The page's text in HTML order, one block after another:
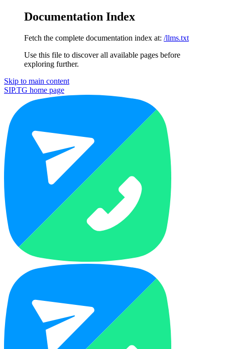
Documentation Index
Fetch the complete documentation index at: /llms.txt
Use this file to discover all available pages before
exploring further.
Skip to main content
SIP.TG home page